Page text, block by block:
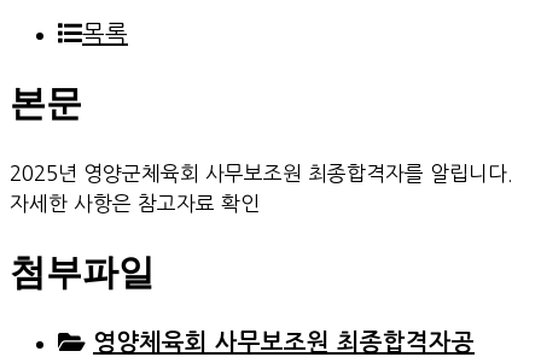
목록
본문
2025년 영양군체육회 사무보조원 최종합격자를 알립니다.
자세한 사항은 참고자료 확인
첨부파일
영양체육회 사무보조원 최종합격자공